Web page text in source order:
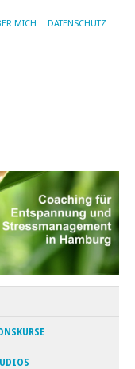
MICH DATENSCHUTZ